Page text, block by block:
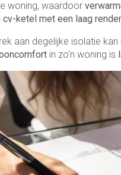
woning, waardoor
ketel met een laag
aan degelijke isolatie
in zo’n woning is